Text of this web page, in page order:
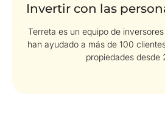
Invertir con las
Terreta es un equipo de
han ayudado a más de 100
propiedades desde